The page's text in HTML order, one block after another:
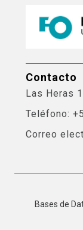
Contacto
Las Heras
Teléfono:
Correo
Bases de